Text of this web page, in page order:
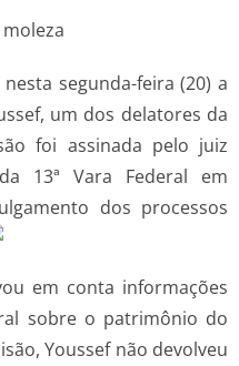
segunda-feira (20) a
um dos delatores da
foi assinada pelo juiz
13ª Vara Federal em
dos processos
em conta informações
sobre o patrimônio do
Youssef não devolveu